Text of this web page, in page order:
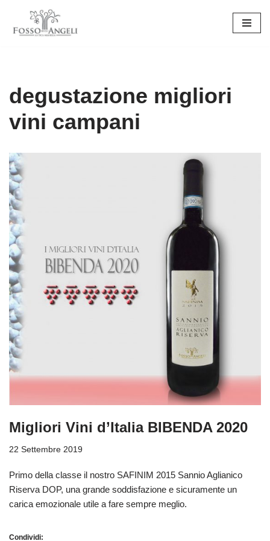
Vai
degustazione migliori
vini campani
Migliori Vini d’Italia BIBENDA 2020
22 Settembre 2019
Primo della classe il nostro SAFINIM 2015 Sannio Aglianico
Riserva DOP, una grande soddisfazione e sicuramente un
carica emozionale utile a fare sempre meglio.
Condividi: